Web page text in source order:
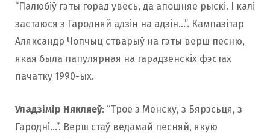
“Палюбіў гэты горад увесь, да апошняе рыскі. І калі
застаюся з Гародняй адзін на адзін…”. Кампазітар
Аляксандр Чопчыц стварыў на гэты верш песню,
якая была папулярная на гарадзенскіх фэстах
пачатку 1990-ых.
Уладзімір Някляеў: “Трое з Менску, з Бярэсьця, з
Гародні…”. Верш стаў ведамай песняй, якую